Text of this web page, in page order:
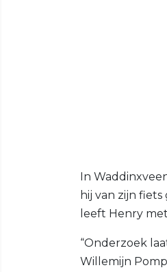
In
hij van zijn
leeft Henry
“Onderzoek
Willemijn